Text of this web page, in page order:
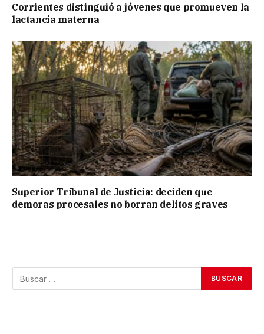
Corrientes distinguió a jóvenes que promueven la
lactancia materna
Superior Tribunal de Justicia: deciden que
demoras procesales no borran delitos graves